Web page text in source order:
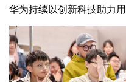
华为持续以创新科技助力